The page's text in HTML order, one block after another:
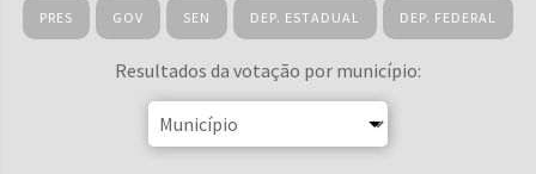
PRES GOV SEN DEP. ESTADUAL DEP. FEDERAL
Resultados da votação por município: